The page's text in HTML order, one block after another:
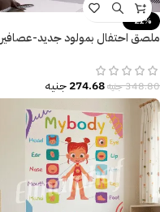
-21%
ملصق احتفال بمولود جديد-عصافير
348.80جنيه274.68جنيه